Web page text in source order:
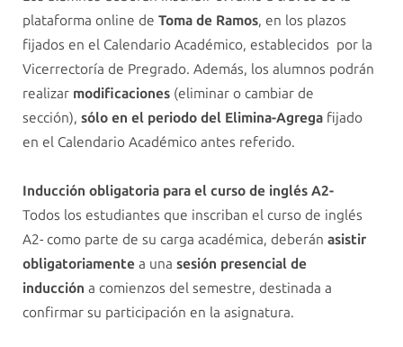
plataforma online de Toma de Ramos, en los plazos
fijados en el Calendario Académico, establecidos por la
Vicerrectoría de Pregrado. Además, los alumnos podrán
realizar modificaciones (eliminar o cambiar de
sección), sólo en el periodo del Elimina-Agrega fijado
en el Calendario Académico antes referido.
Inducción obligatoria para el curso de inglés A2-
Todos los estudiantes que inscriban el curso de inglés
A2- como parte de su carga académica, deberán asistir
obligatoriamente a una sesión presencial de
inducción a comienzos del semestre, destinada a
confirmar su participación en la asignatura.